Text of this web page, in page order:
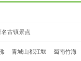
名古镇景点
青城山都江堰 蜀南竹海